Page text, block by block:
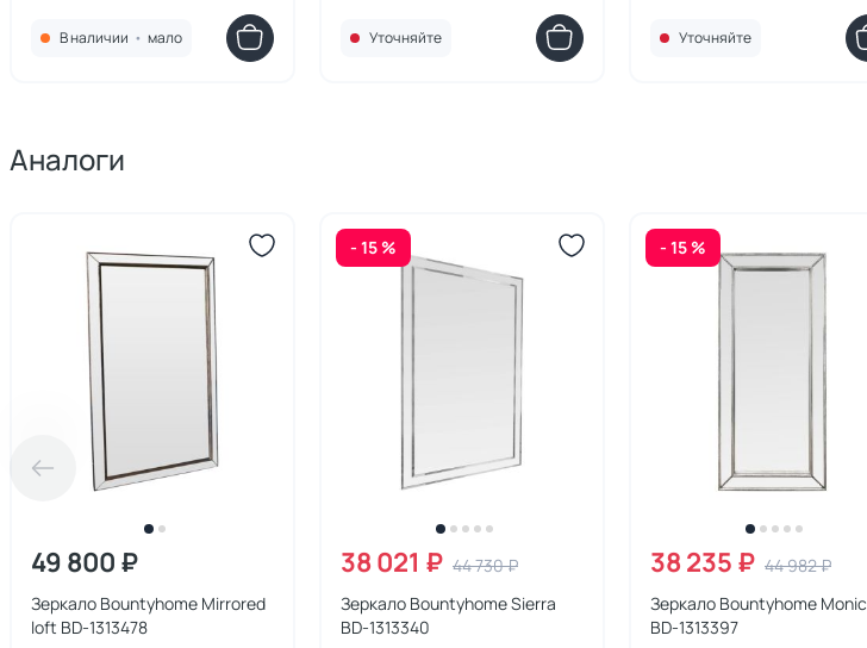
В наличии • мало Уточняйте Уточняйте
Аналоги
49 800 ₽
Зеркало Bountyhome Mirrored
loft BD-1313478
- 15 %
38 021 ₽ 44 730 ₽
Зеркало Bountyhome Sierra
BD-1313340
- 15 %
38 235 ₽ 44 982 ₽
Зеркало Bountyhome Monic
BD-1313397